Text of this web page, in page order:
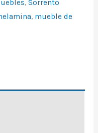
,Sorrento
, mueble de